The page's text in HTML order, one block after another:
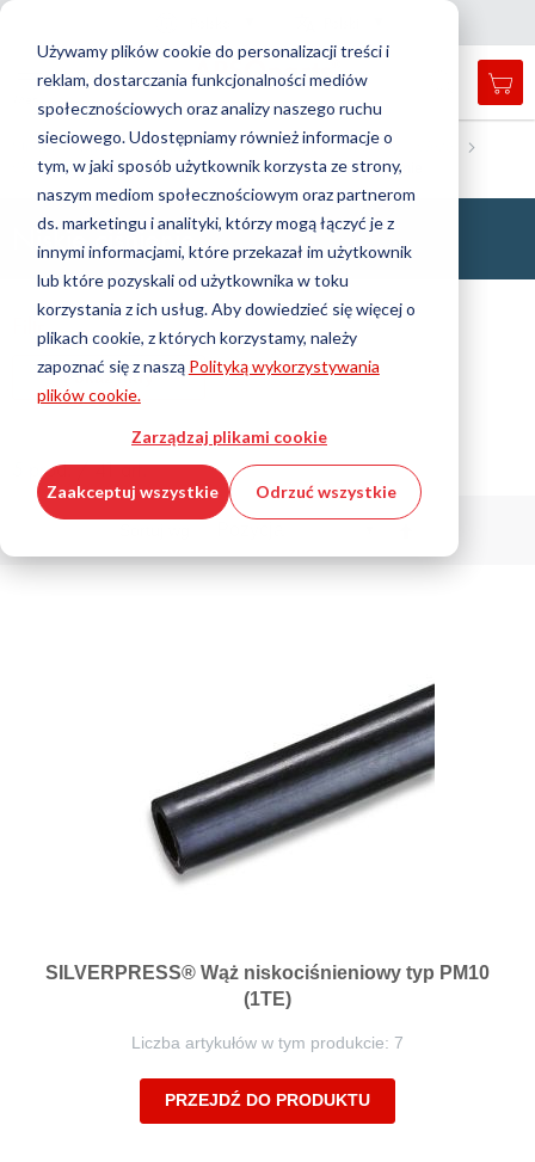
Używamy plików cookie do personalizacji treści i
reklam, dostarczania funkcjonalności mediów
społecznościowych oraz analizy naszego ruchu
sieciowego. Udostępniamy również informacje o
tym, w jaki sposób użytkownik korzysta ze strony,
naszym mediom społecznościowym oraz partnerom
ds. marketingu i analityki, którzy mogą łączyć je z
innymi informacjami, które przekazał im użytkownik
lub które pozyskali od użytkownika w toku
korzystania z ich usług. Aby dowiedzieć się więcej o
plikach cookie, z których korzystamy, należy
zapoznać się z naszą Polityką wykorzystywania
plików cookie.
Zarządzaj plikami cookie
Zaakceptuj wszystkie Odrzuć wszystkie
Przełącznik
search
Wyszukiwanie
Strona główna Technologia manipulowania płynami
Wąż przemysłowy
Wąż hydrauliczny Niskie ciśnienie
Niskie ciśnienie
Filtr
Pokaż filtry
5 prod. / 41 art.
kierunek
SILVERPRESS® Wąż niskociśnieniowy typ PM10
(1TE)
Liczba artykułów w tym produkcie: 7
PRZEJDŹ DO PRODUKTU